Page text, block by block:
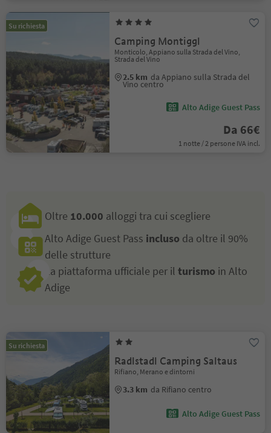
Su richiesta
Camping Montiggl
Monticolo, Appiano sulla Strada del Vino,
Strada del Vino
2.5 km da Appiano sulla Strada del
Vino centro
Alto Adige Guest Pass
Da 66€
1 notte / 2 persone IVA incl.
Oltre 10.000 alloggi tra cui scegliere
Alto Adige Guest Pass incluso da oltre il 90%
delle strutture
La piattaforma ufficiale per il turismo in Alto
Adige
Su richiesta
Radlstadl Camping Saltaus
Rifiano, Merano e dintorni
3.3 km da Rifiano centro
Alto Adige Guest Pass